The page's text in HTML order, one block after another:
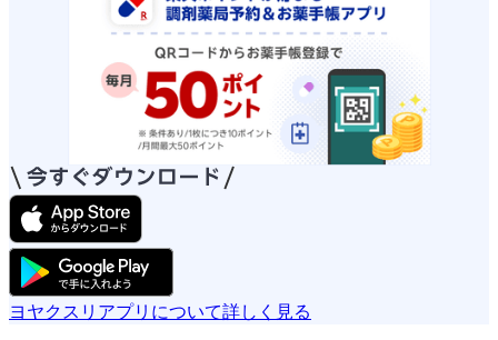
ヨヤクスリアプリについて詳しく見る